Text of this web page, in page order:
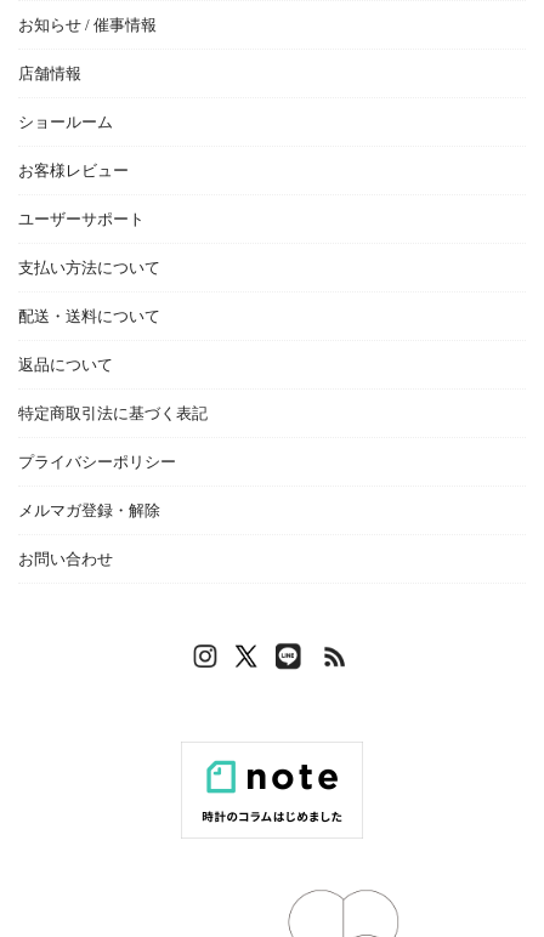
お知らせ / 催事情報
店舗情報
ショールーム
お客様レビュー
ユーザーサポート
支払い方法について
配送・送料について
返品について
特定商取引法に基づく表記
プライバシーポリシー
メルマガ登録・解除
お問い合わせ